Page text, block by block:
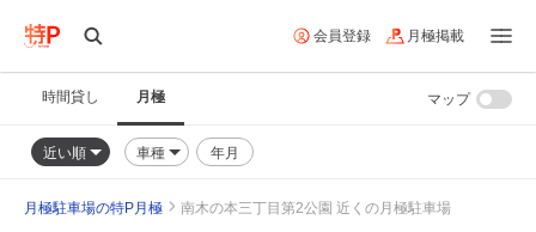
会員登録 月極掲載
時間貸し 月極
近い順 車種 年月
マップ
月極駐車場の特P月極 南木の本三丁目第2公園 近くの月極駐車場